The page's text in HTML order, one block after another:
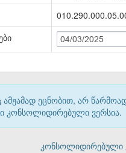
04/03/2025
ამჟამად ეცნობით, არ
კონსოლიდირებული ვერსია.
კონსოლიდირებული